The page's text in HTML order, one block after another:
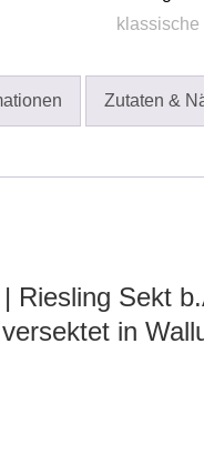
b.A.
brut-
Menge
Zutaten &
Riesling Sekt
in